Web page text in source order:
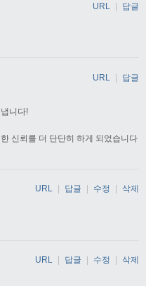
URL | 답글
니다!
신뢰를 더 단단히 하게 되었습니다
URL | 답글
URL 답글 수정 삭제
URL 답글 수정 삭제